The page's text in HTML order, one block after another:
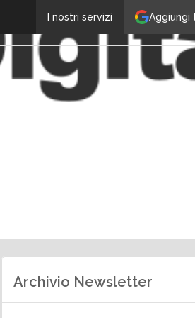
Aggiungi
I nostri servizi
Archivio Newsletter